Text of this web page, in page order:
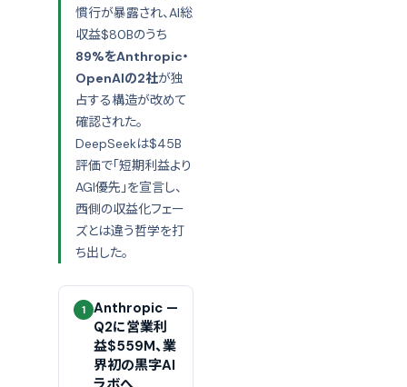
慣行が暴露され、AI総
収益$80Bのうち
89%をAnthropic・
OpenAIの2社が独
占する構造が改めて
確認された。
DeepSeekは$45B
評価で「短期利益より
AGI優先」を宣言し、
西側の収益化フェー
ズとは違う哲学を打
ち出した。
1
Anthropic —
Q2に営業利
益$559M、業
界初の黒字AI